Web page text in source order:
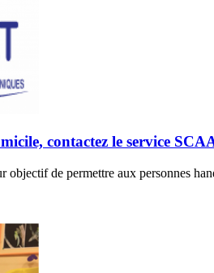
contactez le service
de permettre aux personnes